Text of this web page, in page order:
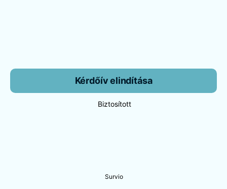
Kérdőív elindítása
Biztosított
Survio